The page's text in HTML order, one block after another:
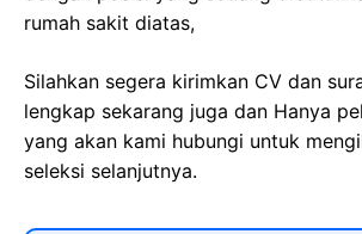
rumah sakit diatas,
Silahkan segera kirimkan CV dan
lengkap sekarang juga dan Hanya
yang akan kami hubungi untuk
seleksi selanjutnya.